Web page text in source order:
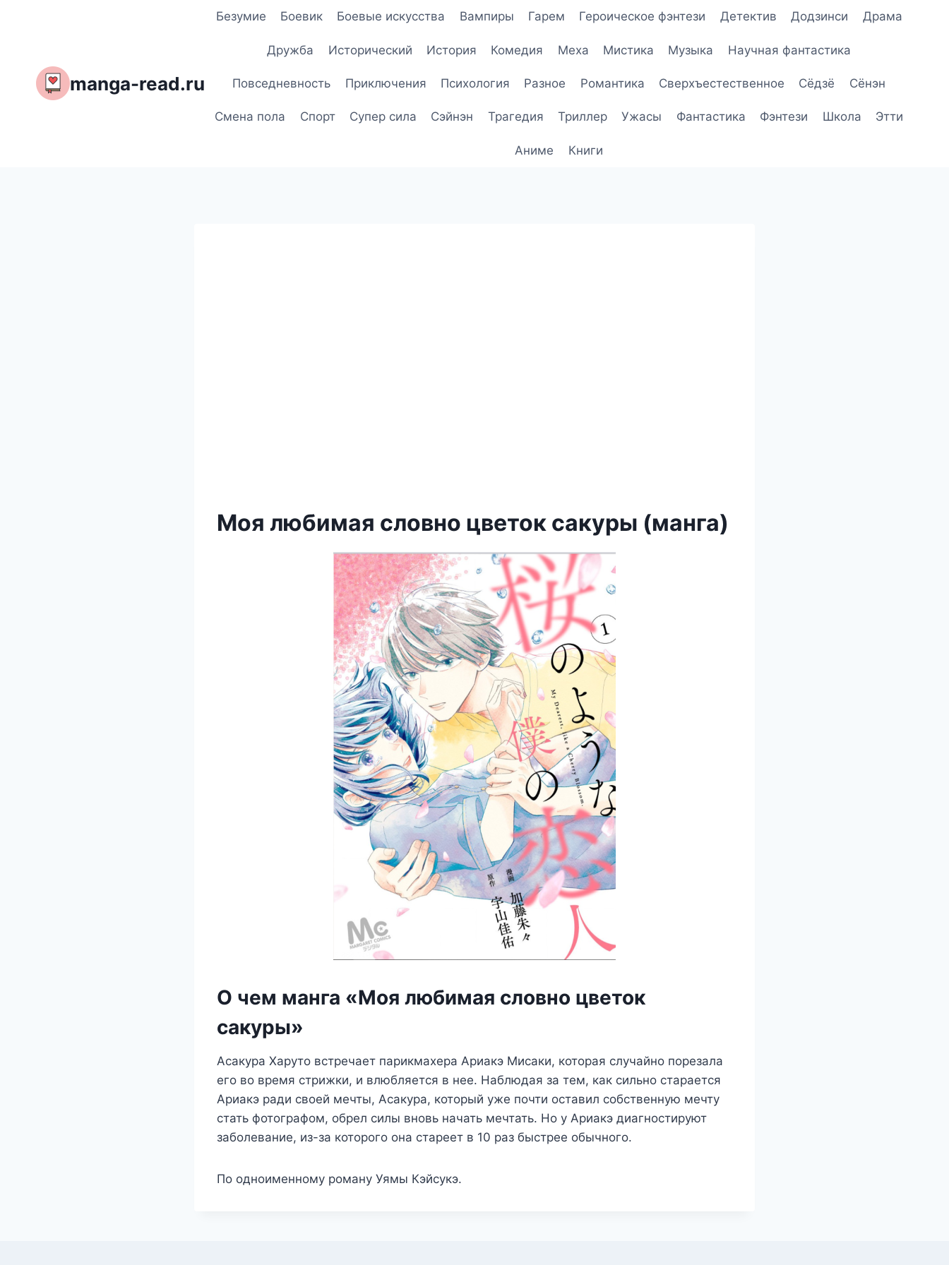
manga-read.ru
Безумие Боевик Боевые искусства Вампиры Гарем Героическое фэнтези Детектив Додзинси Драма
Дружба Исторический История Комедия Меха Мистика Музыка Научная фантастика
Повседневность Приключения Психология Разное Романтика Сверхъестественное Сёдзё Сёнэн
Смена пола Спорт Супер сила Сэйнэн Трагедия Триллер Ужасы Фантастика Фэнтези Школа Этти
Аниме Книги
Моя любимая словно цветок сакуры (манга)
О чем манга «Моя любимая словно цветок
сакуры»
Асакура Харуто встречает парикмахера Ариакэ Мисаки, которая случайно порезала
его во время стрижки, и влюбляется в нее. Наблюдая за тем, как сильно старается
Ариакэ ради своей мечты, Асакура, который уже почти оставил собственную мечту
стать фотографом, обрел силы вновь начать мечтать. Но у Ариакэ диагностируют
заболевание, из-за которого она стареет в 10 раз быстрее обычного.
По одноименному роману Уямы Кэйсукэ.